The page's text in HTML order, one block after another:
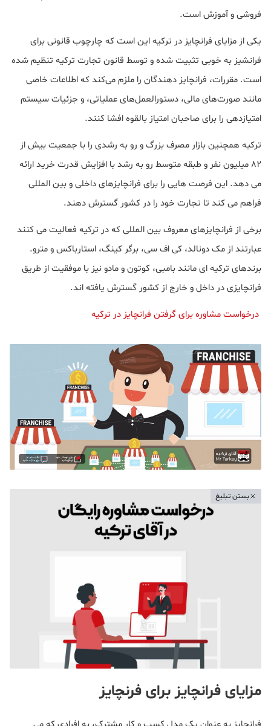
فروشی و آموزش است.
یکی از مزایای فرانچایز در ترکیه این است که چارچوب قانونی برای
فرانشیز به خوبی تثبیت شده و توسط قانون تجارت ترکیه تنظیم شده
است. مقررات، فرانچایز دهندگان را ملزم می‌کند که اطلاعات خاصی
مانند صورت‌های مالی، دستورالعمل‌های عملیاتی، و جزئیات سیستم
امتیازدهی را برای صاحبان امتیاز بالقوه افشا کنند.
ترکیه همچنین بازار مصرف بزرگ و رو به رشدی را با جمعیت بیش از
82 میلیون نفر و طبقه متوسط رو به رشد با افزایش قدرت خرید ارائه
می دهد. این فرصت هایی را برای فرانچایزهای داخلی و بین المللی
فراهم می کند تا تجارت خود را در کشور گسترش دهند.
برخی از فرانچایزهای معروف بین المللی که در ترکیه فعالیت می کنند
عبارتند از مک دونالد، کی اف سی، برگر کینگ، استارباکس و مترو.
برندهای ترکیه ای مانند بامبی، کوتون و مادو نیز با موفقیت از طریق
فرانچایزی در داخل و خارج از کشور گسترش یافته اند.
درخواست مشاوره برای گرفتن فرانچایز در ترکیه
بستن تبلیغ
مزایای فرانچایز برای فرنچایز